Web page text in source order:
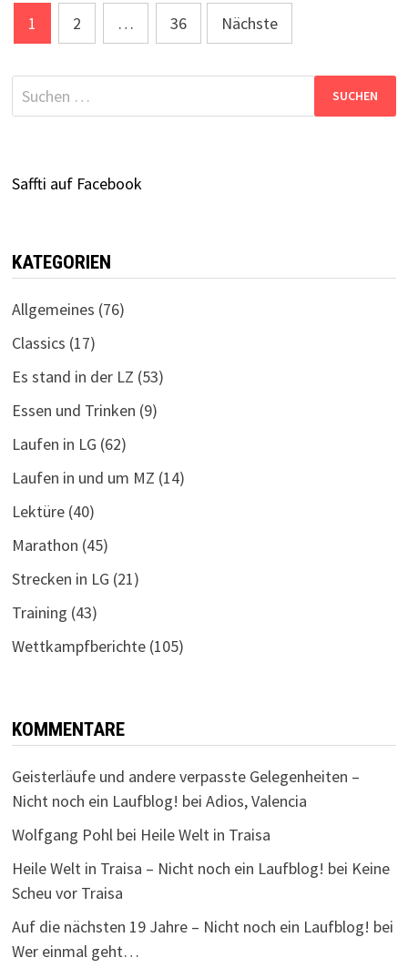
Seitennummerierung
der
Beiträge
1 2 … 36 Nächste
Suchen
nach:
Saffti auf Facebook
KATEGORIEN
Allgemeines (76)
Classics (17)
Es stand in der LZ (53)
Essen und Trinken (9)
Laufen in LG (62)
Laufen in und um MZ (14)
Lektüre(40)
Marathon (45)
Strecken in LG (21)
Training (43)
Wettkampfberichte(105)
KOMMENTARE
Geisterläufe und andere verpasste Gelegenheiten –
Nicht noch ein Laufblog! bei Adios, Valencia
Wolfgang Pohlbei Heile Welt in Traisa
Heile Welt in Traisa – Nicht noch ein Laufblog! bei Keine
Scheu vor Traisa
Auf die nächsten 19 Jahre – Nicht noch ein Laufblog! bei
Wer einmal geht…